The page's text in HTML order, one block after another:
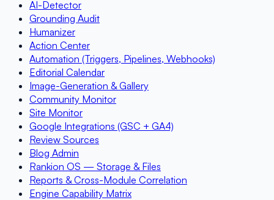
AI-Detector
Grounding Audit
Humanizer
Action Center
Automation (Triggers, Pipelines, Webhooks)
Editorial Calendar
Image-Generation & Gallery
Community Monitor
Site Monitor
Google Integrations (GSC + GA4)
Review Sources
Blog Admin
Rankion OS — Storage & Files
Reports & Cross-Module Correlation
Engine Capability Matrix